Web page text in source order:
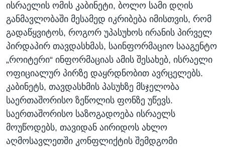
ᲒᲐᲚᲘᲚᲔᲝ
ᲓᲔᲖᲘᲜᲤᲝᲠᲛᲐᲪᲘᲐ
ისრაელის ომის კაბინეტი, ბოლო სამი დღის
განმავლობაში მესამედ იკრიბება იმისთვის, რომ
გადაწყვიტოს, როგორ უპასუხოს ირანის პირველ
პირდაპირ თავდასხმას, საინფორმაციო სააგენტო
„როიტერი“ ინფორმაციას ამის შესახებ, ისრაელი
ოფიციალურ პირზე დაყრდნობით ავრცელებს.
კაბინეტს, თავდასხმის პასუხზე მსჯელობა
საერთაშორისო ზეწოლის ფონზე უწევს.
საერთაშორისო საზოგადოება ისრაელს
მოუწოდებს, თავიდან აირიდოს ახლო
აღმოსავლეთში კონფლიქტის შემდგომი